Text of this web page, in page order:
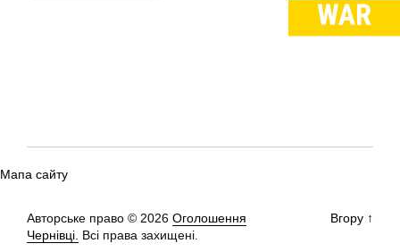
Мапа сайту
Авторське право © 2026 Оголошення
Чернівці. Всі права захищені.
Вгору ↑